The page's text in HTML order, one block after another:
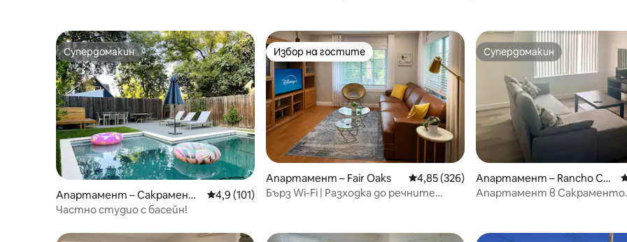
Супердомакин
Супердомакин
Апартамент – Сакрамент
о
Средна оценка: 4,9 от 5, 101 отзива
4,9 (101)
Частно студио с басейн!
Избор на гостите
Избор на гостите
Апартамент – Fair Oaks Средна оценка: 4,85 от 5, 326 отзива
4,85 (326)
Бърз Wi-Fi | Разходка до речните
Супердомакин
Супердомакин
Апартамент – Rancho Cor
dova
Апартамент в Сакраменто.